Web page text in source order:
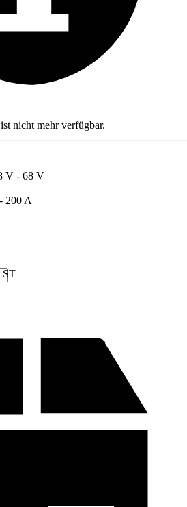
nicht mehr verfügbar.
V - 68 V
200 A
ST